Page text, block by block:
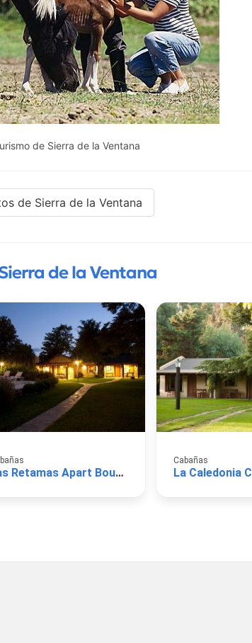
de Sierra de la Ventana
de Sierra de la Ventana
de la Ventana
Las Retamas Apart Boutique
Cabañas